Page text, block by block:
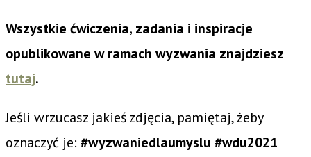
Wszystkie ćwiczenia, zadania i inspiracje
opublikowane w ramach wyzwania znajdziesz
tutaj.
Jeśli wrzucasz jakieś zdjęcia, pamiętaj, żeby
oznaczyć je: #wyzwaniedlaumyslu #wdu2021